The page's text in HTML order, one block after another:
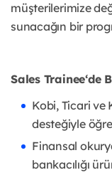
müşterilerimize
sunacağın bir
Sales Trainee‘de
Kobi, Ticari ve
desteğiyle
Finansal
bankacılığı